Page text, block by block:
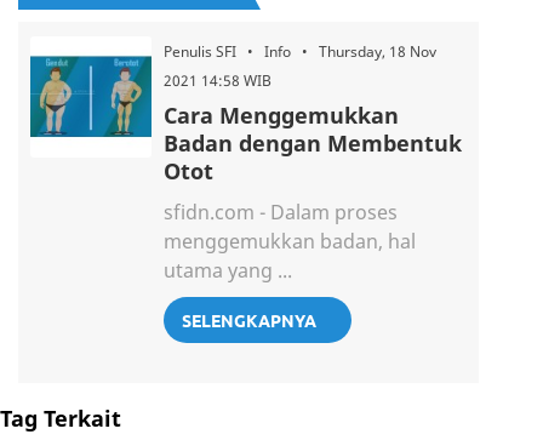
Penulis SFI • Info • Thursday, 18 Nov
2021 14:58 WIB
Cara Menggemukkan
Badan dengan Membentuk
Otot
sfidn.com - Dalam proses
menggemukkan badan, hal
utama yang ...
SELENGKAPNYA
Tag Terkait